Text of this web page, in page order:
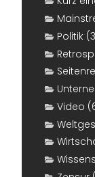
Politik
Video